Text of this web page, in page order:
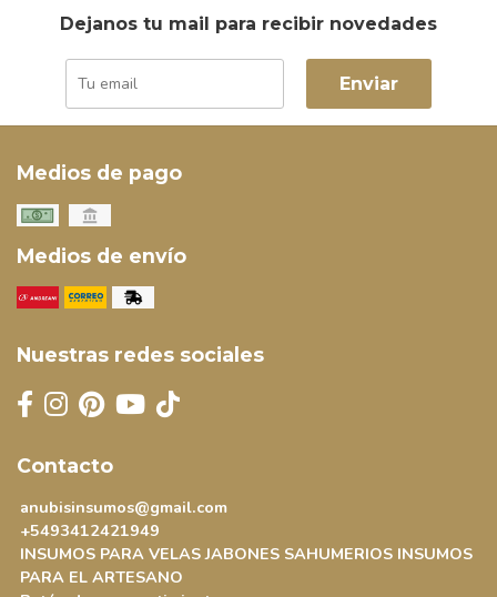
Dejanos tu mail para recibir novedades
Enviar
Medios de pago
Medios de envío
Nuestras redes sociales
Contacto
anubisinsumos@gmail.com
+5493412421949
INSUMOS PARA VELAS JABONES SAHUMERIOS INSUMOS
PARA EL ARTESANO